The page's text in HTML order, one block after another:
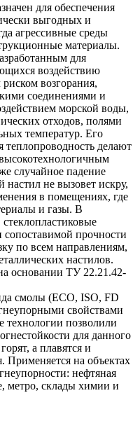
для обеспечения
выгодных и
агрессивные среды
материалы.
для
воздействию
возгорания,
соединениями и
морской воды,
отходов, полями
температур. Его
теплопроводность делают
случайное падение
настил не вызовет искру,
в помещениях, где
и газы. В
прочности
по всем направлениям,
настилов.
основании ТУ 22.21.42-
смолы (ECO, ISO, FD
свойствами
технологии позволили
для данного
а плавятся и
Применяется на объектах
нефтяная
метро, склады химии и